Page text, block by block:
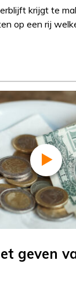
krijgt te
op een rij
geven